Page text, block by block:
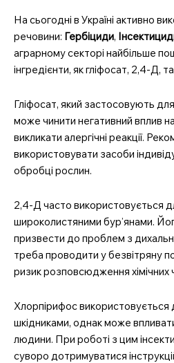
На сьогодні в Україні активно
речовини: Гербіциди,
аграрному секторі найбільше
інгредієнти, як гліфосат, 2,4-Д,
Гліфосат, який застосовують
може чинити негативний вплив
викликати алергічні реакції.
використовувати засоби
обробці рослин.
2,4-Д часто використовується
широколистяними бур’янами.
призвести до проблем з
треба проводити у безвітряну
ризик розповсюдження хімічних
Хлорпірифос використовується
шкідниками, однак може
людини. При роботі з цим
суворо дотримуватися